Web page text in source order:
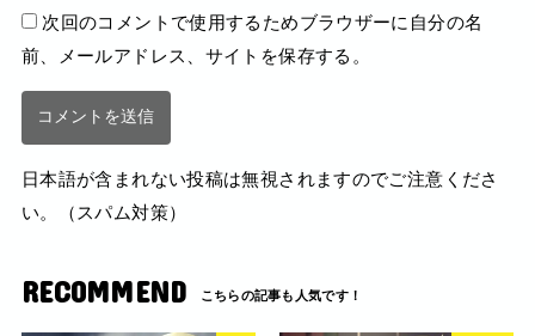
次回のコメントで使用するためブラウザーに自分の名
前、メールアドレス、サイトを保存する。
日本語が含まれない投稿は無視されますのでご注意くださ
い。（スパム対策）
RECOMMEND